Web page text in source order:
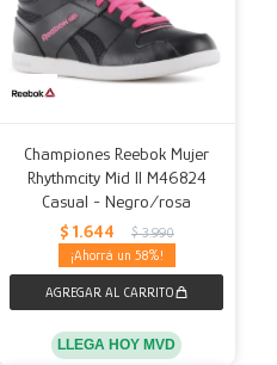
Championes Reebok Mujer
Rhythmcity Mid II M46824
Casual - Negro/rosa
$ 1.644 $ 3.990
58
LLEGA HOY MVD